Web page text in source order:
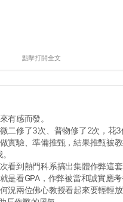
點擊打開全文
有感而發。
二修了3次、普物修了2次，花3
實驗、準備推甄，結果推甄被
看到熱門科系搞出集體作弊這
是看GPA，作弊被當和誠實應
況兩位佛心教授看起來要輕輕